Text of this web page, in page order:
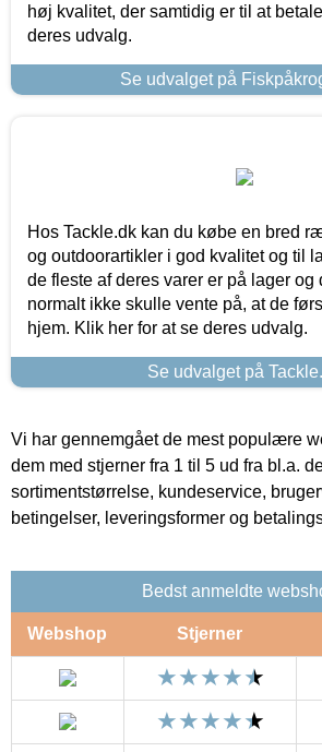
høj kvalitet, der samtidig er til at
deres udvalg.
Se udvalget på
Hos Tackle.dk kan du købe en bred
og outdoorartikler i god kvalitet og til
de fleste af deres varer er på lager og
normalt ikke skulle vente på, at de
hjem. Klik her for at se deres udvalg.
Se udvalget på
Vi har gennemgået de mest populære
dem med stjerner fra 1 til 5 ud fra bl.a.
sortimentstørrelse, kundeservice,
betingelser, leveringsformer og
Bedst anmeldte
Webshop Stjerner